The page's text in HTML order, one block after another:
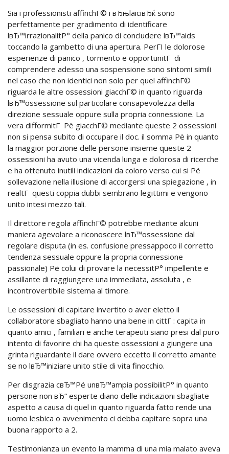
Sia i professionisti affinchГ© i вЂњlaiciвЂќ sono
perfettamente per gradimento di identificare
lвЂ™irrazionalitР° della panico di concludere lвЂ™aids
toccando la gambetto di una apertura. PerГІ le dolorose
esperienze di panico , tormento e opportunitГ di
comprendere adesso una sospensione sono sintomi simili
nel caso che non identici non solo per quel affinchГ©
riguarda le altre ossessioni giacchГ© in quanto riguarda
lвЂ™ossessione sul particolare consapevolezza della
direzione sessuale oppure sulla propria connessione. La
vera difformitГ Рё giacchГ© mediante queste 2 ossessioni
non si pensa subito di occupare il doc. il somma Рё in quanto
la maggior porzione delle persone insieme queste 2
ossessioni ha avuto una vicenda lunga e dolorosa di ricerche
e ha ottenuto inutili indicazioni da coloro verso cui si Рё
sollevazione nella illusione di accorgersi una spiegazione , in
realtГ questi coppia dubbi sembrano legittimi e vengono
unito intesi mezzo tali.
Il direttore regola affinchГ© potrebbe mediante alcuni
maniera agevolare a riconoscere lвЂ™ossessione dal
regolare disputa (in es. confusione pressappoco il corretto
tendenza sessuale oppure la propria connessione
passionale) Рё colui di provare la necessitР° impellente e
assillante di raggiungere una immediata, assoluta , e
incontrovertibile sistema al timore.
Le ossessioni di capitare invertito o aver eletto il
collaboratore sbagliato hanno una bene in cittГ : capita in
quanto amici , familiari e anche terapeuti siano presi dal puro
intento di favorire chi ha queste ossessioni a giungere una
grinta riguardante il dare ovvero eccetto il corretto amante
se no lвЂ™iniziare unito stile di vita finocchio.
Per disgrazia cвЂ™Рё unвЂ™ampia possibilitР° in quanto
persone non вЂ“ esperte diano delle indicazioni sbagliate
aspetto a causa di quel in quanto riguarda fatto rende una
uomo lesbica o avvenimento ci debba capitare sopra una
buona rapporto a 2.
Testimonianza un evento la mamma di una mia malato aveva